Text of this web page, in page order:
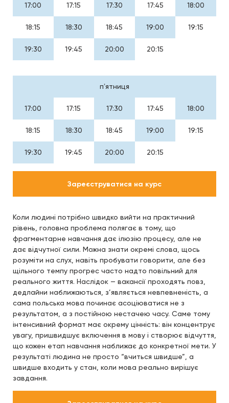
17:00 17:15 17:30 17:45 18:00
18:15 18:30 18:45 19:00 19:15
19:30 19:45 20:00 20:15
пʼятниця
17:00 17:15 17:30 17:45 18:00
18:15 18:30 18:45 19:00 19:15
19:30 19:45 20:00 20:15
Зареєструватися на курс
Коли людині потрібно швидко вийти на практичний
рівень, головна проблема полягає в тому, що
фрагментарне навчання дає ілюзію процесу, але не
дає відчутної сили. Можна знати окремі слова, щось
розуміти на слух, навіть пробувати говорити, але без
щільного темпу прогрес часто надто повільний для
реального життя. Наслідок — вакансії проходять повз,
дедлайни наближаються, з’являється невпевненість, а
сама польська мова починає асоціюватися не з
результатом, а з постійною нестачею часу. Саме тому
інтенсивний формат має окрему цінність: він концентрує
увагу, пришвидшує включення в мову і створює відчуття,
що кожен етап навчання наближає до конкретної мети. У
результаті людина не просто “вчиться швидше”, а
швидше входить у стан, коли мова реально вирішує
завдання.